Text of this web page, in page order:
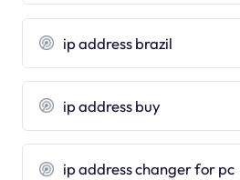
ip address brazil
ip address buy
ip address changer for pc